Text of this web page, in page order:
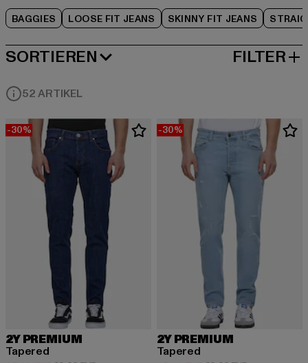
BAGGIES LOOSE FIT JEANS SKINNY FIT JEANS
SORTIEREN
BELIEBTESTE FILTER
52 ARTIKEL
-30%
2Y PREMIUM
Tapered
-30%
2Y PREMIUM
Tapered